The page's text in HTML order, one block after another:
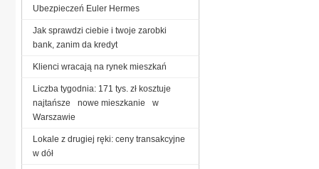
Ubezpieczeń Euler Hermes
Jak sprawdzi ciebie i twoje zarobki
bank, zanim da kredyt
Klienci wracają na rynek mieszkań
Liczba tygodnia: 171 tys. zł kosztuje
najtańsze nowe mieszkanie w
Warszawie
Lokale z drugiej ręki: ceny transakcyjne
w dół